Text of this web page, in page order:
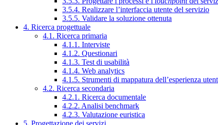
3.5.4. Realizzare l’interfaccia utente del servizio
3.5.5. Validare la soluzione ottenuta
4. Ricerca progettuale
4.1. Ricerca primaria
4.1.1. Interviste
4.1.2. Questionari
4.1.3. Test di usabilità
4.1.4. Web analytics
4.1.5. Strumenti di mappatura dell’esperienza
4.2. Ricerca secondaria
4.2.1. Ricerca documentale
4.2.2. Analisi benchmark
4.2.3. Valutazione euristica
5. Progettazione dei servizi